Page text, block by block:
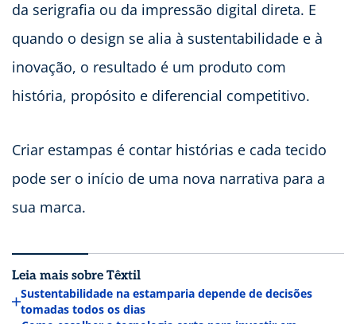
da serigrafia ou da impressão digital direta. E
quando o design se alia à sustentabilidade e à
inovação, o resultado é um produto com
história, propósito e diferencial competitivo.
Criar estampas é contar histórias e cada tecido
pode ser o início de uma nova narrativa para a
sua marca.
Leia mais sobre Têxtil
Sustentabilidade na estamparia depende de decisões
tomadas todos os dias